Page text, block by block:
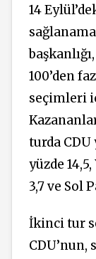
14
100’den
seçimleri
turda CDU
yüzde
3,7 ve Sol
İkinci tur